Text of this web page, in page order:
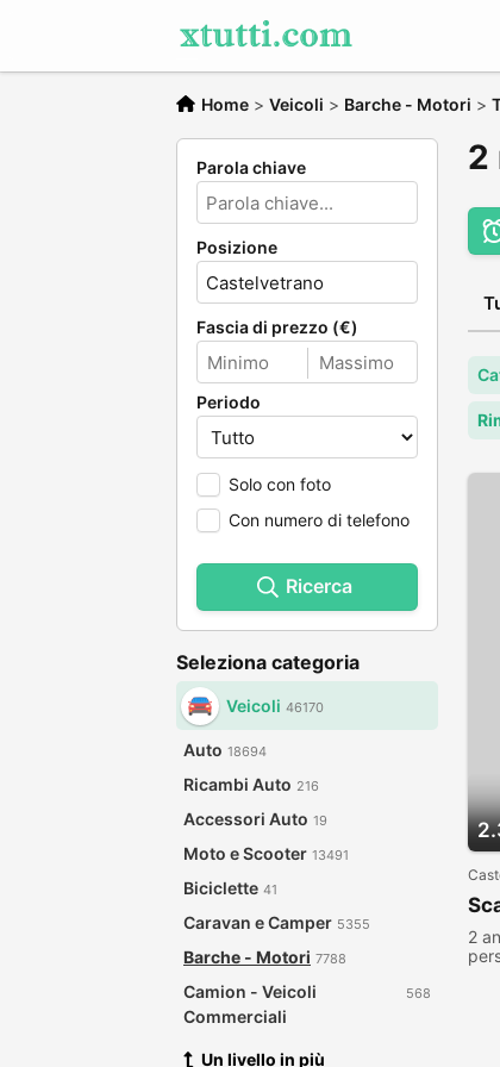
Home > Veicoli > Barche - Motori >
Parola chiave
Posizione
Fascia di prezzo (€)
Periodo
Solo con foto
Con numero di telefono
Ricerca
Seleziona categoria
Veicoli 46170
Auto 18694
Ricambi Auto 216
Accessori Auto 19
Moto e Scooter 13491
Biciclette 41
Caravan e Camper 5355
Barche - Motori 7788
Camion - Veicoli
Commerciali
568
Un livello in più
2
2